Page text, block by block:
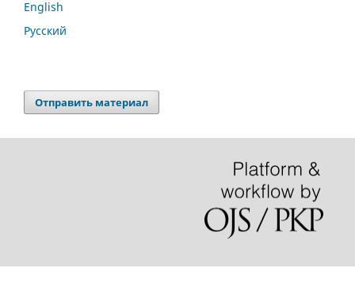
English
Русский
Отправить материал